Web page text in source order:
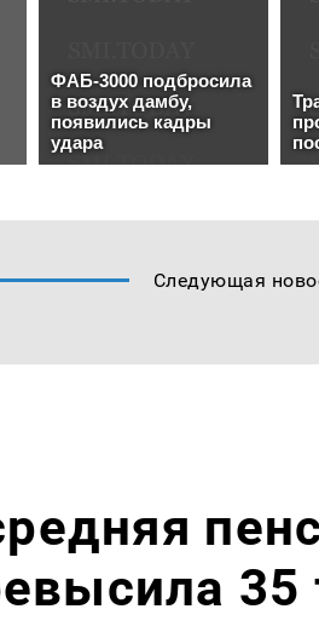
Следующая
35